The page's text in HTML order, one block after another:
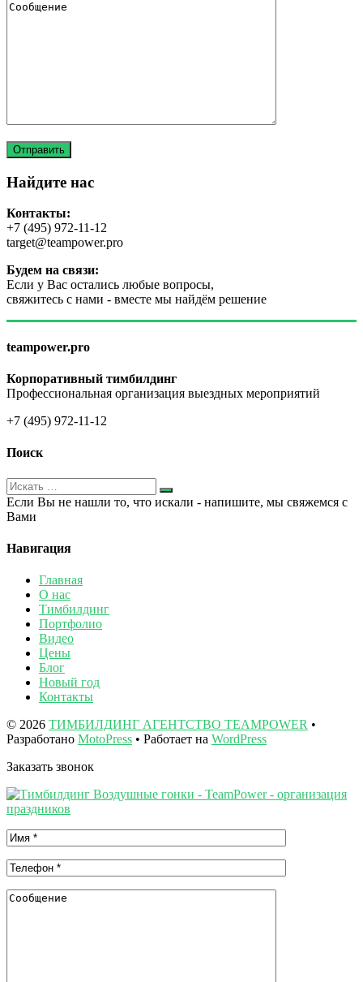
Найдите нас
Контакты:
+7 (495) 972-11-12
target@teampower.pro
Будем на связи:
Если у Вас остались любые вопросы,
свяжитесь с нами - вместе мы найдём решение
teampower.pro
Корпоративный тимбилдинг
Профессиональная организация выездных мероприятий
+7 (495) 972-11-12
Поиск
Если Вы не нашли то, что искали - напишите, мы свяжемся с
Вами
Навигация
Главная
О нас
Тимбилдинг
Портфолио
Видео
Цены
Блог
Новый год
Контакты
© 2026 ТИМБИЛДИНГ АГЕНТСТВО TEAMPOWER •
Разработано MotoPress • Работает на WordPress
Заказать звонок